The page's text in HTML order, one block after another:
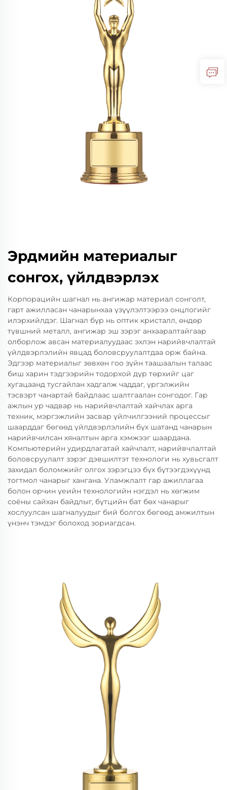
Эрдмийн материалыг
сонгох, үйлдвэрлэх
Корпорацийн шагнал нь ангижар материал сонголт,
гарт ажилласан чанарынхаа үзүүлэлтээрээ онцлогийг
илэрхийлдэг. Шагнал бүр нь оптик кристалл, өндөр
түвшний металл, ангижар эш зэрэг анхааралтайгаар
олборлож авсан материалуудаас эхлэн нарийвчлалтай
үйлдвэрлэлийн явцад боловсруулалтдаа орж байна.
Эдгээр материалыг зөвхөн гоо зүйн таашаалын талаас
биш харин тэдгээрийн тодорхой дүр төрхийг цаг
хугацаанд тусгайлан хадгалж чаддаг, үргэлжийн
тэсвэрт чанартай байдлаас шалтгаалан сонгодог. Гар
ажлын ур чадвар нь нарийвчлалтай хайчлах арга
техник, мэргэжлийн засвар үйлчилгээний процессыг
шаарддаг бөгөөд үйлдвэрлэлийн бүх шатанд чанарын
нарийвчилсан хяналтын арга хэмжээг шаардана.
Компьютерийн удирдлагатай хайчлалт, нарийвчлалтай
боловсруулалт зэрэг дэвшилтэт технологи нь хувьсгалт
захидал боломжийг олгох зэрэгцээ бүх бүтээгдэхүүнд
тогтмол чанарыг хангана. Уламжлалт гар ажиллагаа
болон орчин үеийн технологийн нэгдэл нь хөгжим
соёны сайхан байдлыг, бүтцийн бат бөх чанарыг
хослуулсан шагналуудыг бий болгох бөгөөд амжилтын
үнэнч тэмдэг болоход зориагдсан.